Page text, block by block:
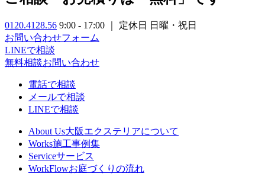
0120.4128.56 9:00 - 17:00 ｜ 定休日 日曜・祝日
お問い合わせフォーム
LINEで相談
無料相談お問い合わせ
電話で相談
メールで相談
LINEで相談
About Us大阪エクステリアについて
Works施工事例集
Serviceサービス
WorkFlowお庭づくりの流れ